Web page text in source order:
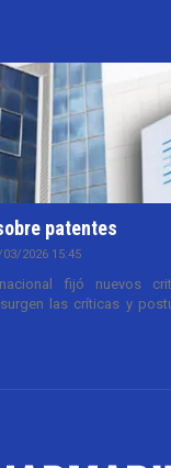
patentes
03/2026 15:45
fijó nuevos
las críticas y